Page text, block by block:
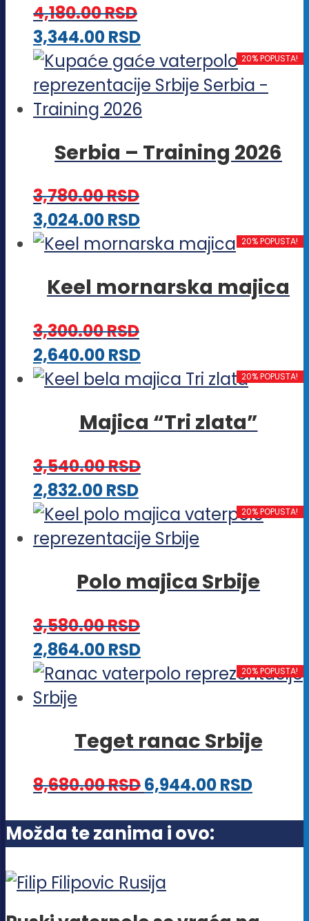
biti
izabrane
na
stranici
proizvoda.
4,180.00RSD
3,344.00RSDOvaj
proizvod
ima
više
Opcije
na
stranici
proizvoda.
20% POPUSTA!
Serbia – Training 2026
3,780.00RSD
3,024.00RSDOvaj
proizvod
više
mogu
biti
izabrane
na
stranici
20% POPUSTA!
Keel mornarska majica
3,300.00RSD
2,640.00RSDOvaj
proizvod
više
Opcije
biti
izabrane
na
stranici
20% POPUSTA!
Majica “Tri zlata”
3,540.00RSD
2,832.00RSDOvaj
proizvod
ima
varijanti.
mogu
biti
izabrane
stranici
proizvoda.
20% POPUSTA!
Polo majica Srbije
3,580.00RSD
2,864.00RSDOvaj
proizvod
varijanti.
mogu
biti
izabrane
stranici
proizvoda.
20% POPUSTA!
Teget ranac Srbije
8,680.00RSD6,944.00RSD
Možda te zanima i ovo: